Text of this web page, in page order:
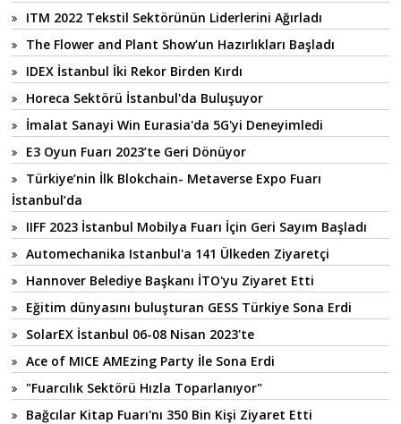
ITM 2022 Tekstil Sektörünün Liderlerini Ağırladı
The Flower and Plant Show’un Hazırlıkları Başladı
IDEX İstanbul İki Rekor Birden Kırdı
Horeca Sektörü İstanbul'da Buluşuyor
İmalat Sanayi Win Eurasia'da 5G'yi Deneyimledi
E3 Oyun Fuarı 2023’te Geri Dönüyor
Türkiye’nin İlk Blokchain- Metaverse Expo Fuarı
İstanbul’da
IIFF 2023 İstanbul Mobilya Fuarı İçin Geri Sayım Başladı
Automechanika Istanbul'a 141 Ülkeden Ziyaretçi
Hannover Belediye Başkanı İTO'yu Ziyaret Etti
Eğitim dünyasını buluşturan GESS Türkiye Sona Erdi
SolarEX İstanbul 06-08 Nisan 2023'te
Ace of MICE AMEzing Party İle Sona Erdi
"Fuarcılık Sektörü Hızla Toparlanıyor"
Bağcılar Kitap Fuarı'nı 350 Bin Kişi Ziyaret Etti